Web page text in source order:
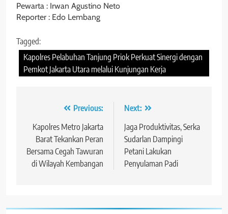
Pewarta : Irwan Agustino Neto
Reporter : Edo Lembang
Tagged:
Kapolres Pelabuhan Tanjung Priok Perkuat Sinergi dengan
Pemkot Jakarta Utara melalui Kunjungan Kerja
Navigasi
pos
Previous:
Kapolres Metro Jakarta
Barat Tekankan Peran
Bersama Cegah Tawuran
di Wilayah Kembangan
Next:
Jaga Produktivitas, Serka
Sudarlan Dampingi
Petani Lakukan
Penyulaman Padi